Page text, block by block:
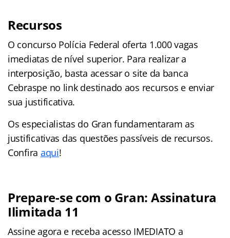
Recursos
O concurso Polícia Federal oferta 1.000 vagas
imediatas de nível superior. Para realizar a
interposição, basta acessar o site da banca
Cebraspe no link destinado aos recursos e enviar
sua justificativa.
Os especialistas do Gran fundamentaram as
justificativas das questões passíveis de recursos.
Confira aqui!
Prepare-se com o Gran: Assinatura
Ilimitada 11
Assine agora e receba acesso IMEDIATO a